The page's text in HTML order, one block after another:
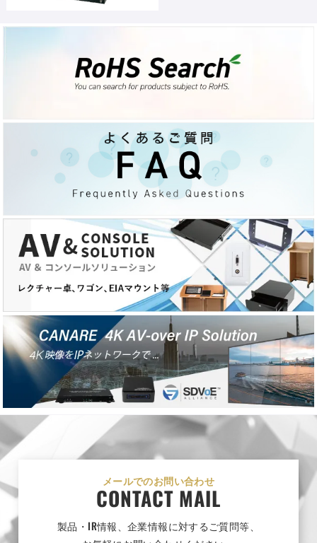
メールでのお問い合わせ
CONTACT MAIL
製品・IR情報、企業情報に対するご質問等、